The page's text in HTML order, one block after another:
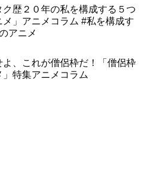
ク歴２０年の私を構成する５つ
メ」アニメコラム #私を構成す
アニメ
よ、これが僧侶枠だ！「僧侶枠
」特集アニメコラム